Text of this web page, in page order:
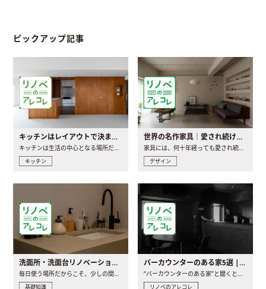
ピックアップ記事
キッチンはレイアウトで決まる。後悔しないための考え方と選び方
キッチンは生活の中心となる場所だからこそ、家の中のどこに置..
キッチン
世界の名作家具｜愛され続ける理由と一生モノとの出会い方
家具には、何十年経っても愛され続ける「名作」と呼ばれるもの..
デザイン
洗面所・洗面台リノベーションの事例と間取りアイデア
毎日使う場所だからこそ、少しの間取りの工夫や素材の選び方で..
基礎知識
バーカウンターのある家5選 | 日常に馴染む“距離の近い”キッチンとは
“バーカウンターのある家”と聞くと、少し特別な、大人のための..
リノベのアレコレ